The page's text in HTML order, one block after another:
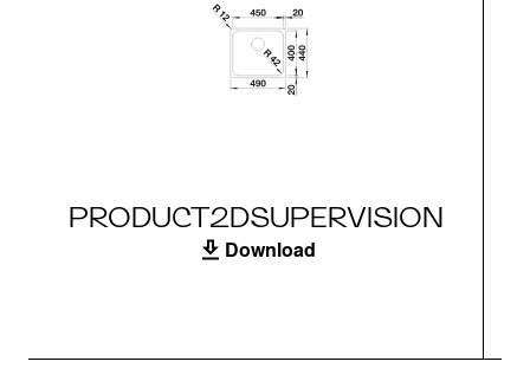
PRODUCT2DSUPERVISION
Download